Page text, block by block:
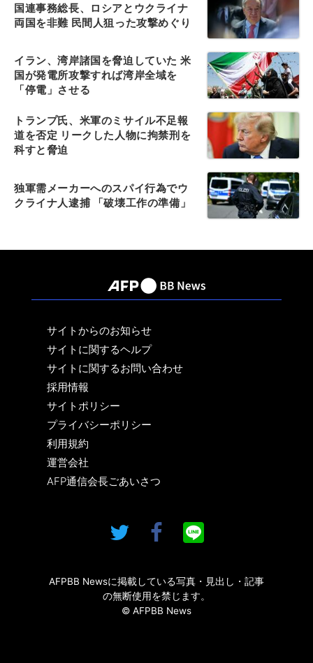
国連事務総長、ロシアとウクライナ
両国を非難 民間人狙った攻撃めぐり
イラン、湾岸諸国を脅迫していた 米
国が発電所攻撃すれば湾岸全域を
「停電」させる
トランプ氏、米軍のミサイル不足報
道を否定 リークした人物に拘禁刑を
科すと脅迫
独軍需メーカーへのスパイ行為でウ
クライナ人逮捕 「破壊工作の準備」
サイトからのお知らせ
サイトに関するヘルプ
サイトに関するお問い合わせ
採用情報
サイトポリシー
プライバシーポリシー
利用規約
運営会社
AFP通信会長ごあいさつ
AFPBB Newsに掲載している写真・見出し・記事
の無断使用を禁じます。
© AFPBB News